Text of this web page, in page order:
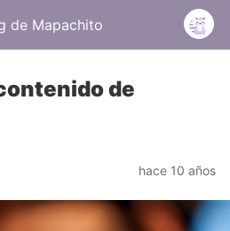
de Mapachito
de
hace 10 años